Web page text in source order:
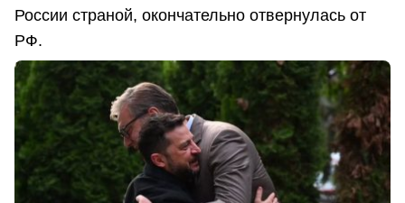
России страной, окончательно отвернулась от
РФ.